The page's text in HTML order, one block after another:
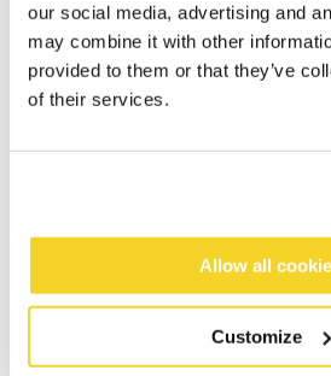
our social media, advertising and
may combine it with other
provided to them or that they’ve
of their services.
Allow all
Customize
Bestellingen die op
Binnen 30 dagen retourneren